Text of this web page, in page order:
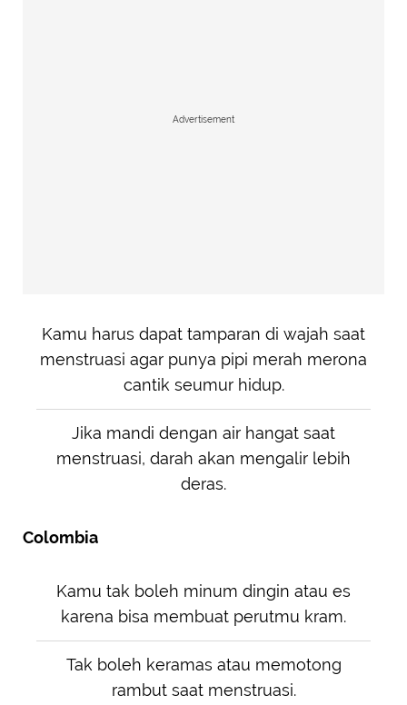
Advertisement
Kamu harus dapat tamparan di wajah saat
menstruasi agar punya pipi merah merona
cantik seumur hidup.
Jika mandi dengan air hangat saat
menstruasi, darah akan mengalir lebih
deras.
Colombia
Kamu tak boleh minum dingin atau es
karena bisa membuat perutmu kram.
Tak boleh keramas atau memotong
rambut saat menstruasi.